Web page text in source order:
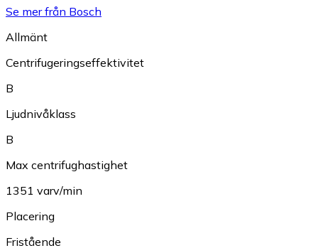
Se mer från Bosch
Allmänt
Centrifugeringseffektivitet
B
Ljudnivåklass
B
Max centrifughastighet
1351 varv/min
Placering
Fristående